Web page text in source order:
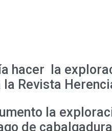
hacer la
Revista
la
de